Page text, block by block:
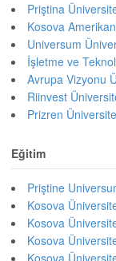
Priştina
Kosova
Universum
İşletme ve
Avrupa Vizyonu
Riinvest
Prizren
Eğitim
Priştine
Kosova
Kosova
Kosova
Kosova